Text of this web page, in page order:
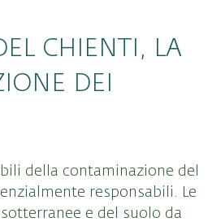
CHIENTI, LA
DEI
della contaminazione del
responsabili. Le
e del suolo da